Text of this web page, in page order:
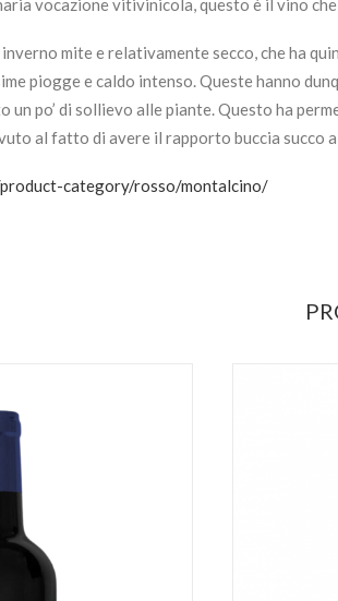
vocazione vitivinicola, questo è il vino
inverno mite e relativamente secco, che ha
piogge e caldo intenso. Queste hanno
un po’ di sollievo alle piante. Questo ha
al fatto di avere il rapporto buccia succo
category/rosso/montalcino/